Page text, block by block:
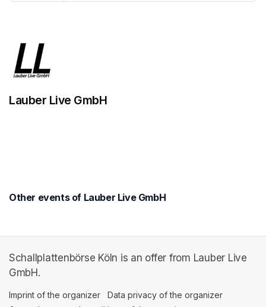
Lauber Live GmbH
Other events of Lauber Live GmbH
Schallplattenbörse Köln is an offer from Lauber Live
GmbH.
Imprint of the organizer (opens in a new tab)
Data privacy of the organizer